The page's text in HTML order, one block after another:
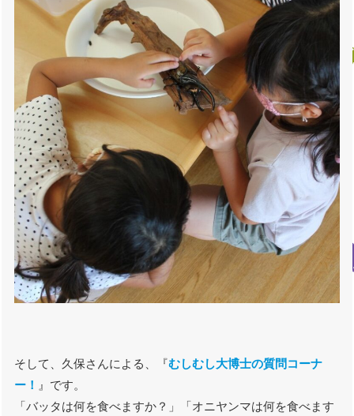
そして、久保さんによる、『むしむし大博士の質問コーナ
ー！ 』です。
「バッタは何を食べますか？」「オニヤンマは何を食べます